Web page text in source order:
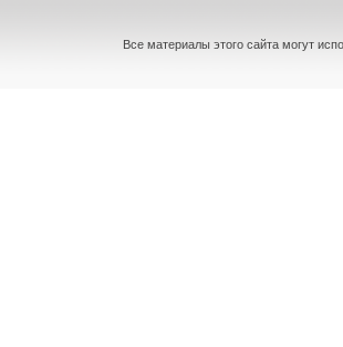
Все материалы этого сайта могут